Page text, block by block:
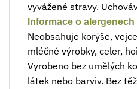
vyvážené stravy.
Informace o alergenech
Neobsahuje korýše,
mléčné výrobky, celer,
Vyrobeno bez umělých
látek nebo barviv. Bez